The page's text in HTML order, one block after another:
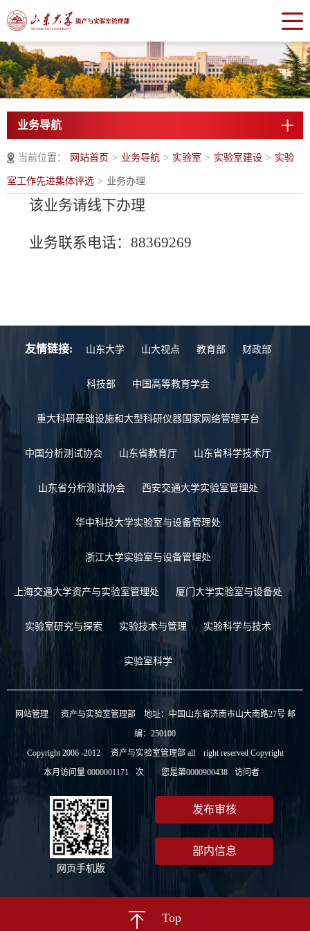
业务导航
当前位置： 网站首页 > 业务导航 > 实验室 > 实验室建设 > 实验
室工作先进集体评选 > 业务办理
该业务请线下办理
业务联系电话：88369269
友情链接: 山东大学 山大视点 教育部 财政部
科技部 中国高等教育学会
重大科研基础设施和大型科研仪器国家网络管理平台
中国分析测试协会 山东省教育厅 山东省科学技术厅
山东省分析测试协会 西安交通大学实验室管理处
华中科技大学实验室与设备管理处
浙江大学实验室与设备管理处
上海交通大学资产与实验室管理处 厦门大学实验室与设备处
实验室研究与探索 实验技术与管理 实验科学与技术
实验室科学
网站管理资产与实验室管理部 地址：中国山东省济南市山大南路27号 邮
编：250100
Copyright 2006 -2012 资产与实验室管理部 all right reserved Copyright
本月访问量 0000001171 次 您是第0000900438 访问者
网页手机版
发布审核
部内信息
Top